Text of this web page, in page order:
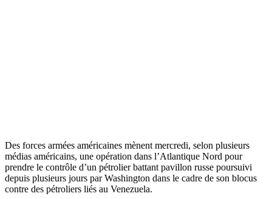
Des forces armées américaines mènent mercredi, selon plusieurs
médias américains, une opération dans l’Atlantique Nord pour
prendre le contrôle d’un pétrolier battant pavillon russe poursuivi
depuis plusieurs jours par Washington dans le cadre de son blocus
contre des pétroliers liés au Venezuela.